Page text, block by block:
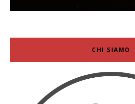
CHI SIAMO